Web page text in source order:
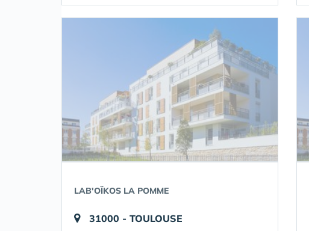
LAB'OÏKOS LA POMME
31000 - TOULOUSE